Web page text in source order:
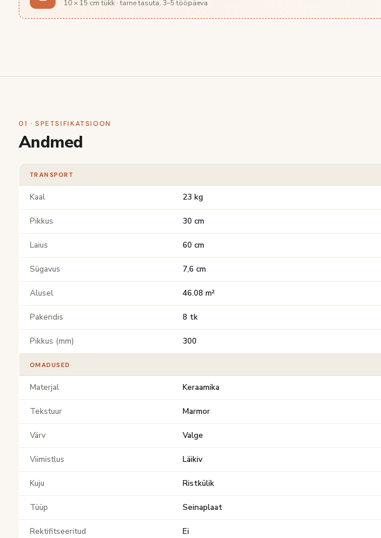
10 × 15 cm tükk · tarne tasuta, 3–5 tööpäeva
01 · SPETSIFIKATSIOON
Andmed
TRANSPORT
Kaal 23 kg
Pikkus 30 cm
Laius 60 cm
Sügavus 7,6 cm
Alusel 46.08 m²
Pakendis 8 tk
Pikkus (mm) 300
OMADUSED
Materjal Keraamika
Tekstuur Marmor
Värv Valge
Viimistlus Läikiv
Kuju Ristkülik
Tüüp Seinaplaat
Rektifitseeritud Ei